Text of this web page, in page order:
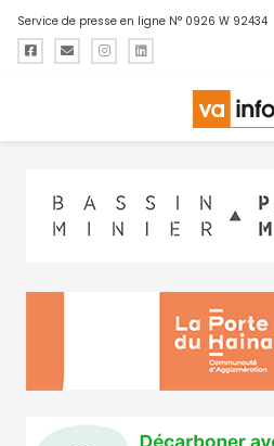
Service de presse en ligne N° 0926 W 92434